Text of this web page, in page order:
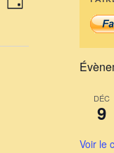
de
Évènement
Jour
DÉC
9
Voir le